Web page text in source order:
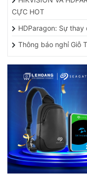
CỰC HOT
HDParagon: Sự
Thông báo nghỉ Giỗ